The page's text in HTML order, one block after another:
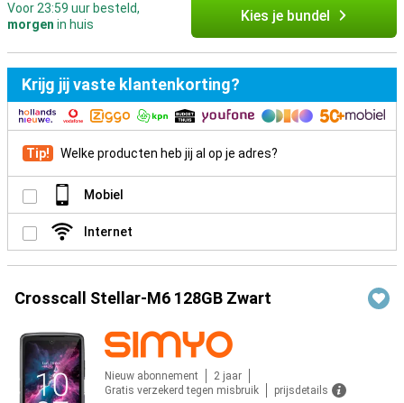
Voor 23:59 uur besteld,
morgen in huis Kies je bundel
Krijg jij vaste klantenkorting?
Tip! Welke producten heb jij al op je adres?
Mobiel
Internet
Crosscall Stellar-M6 128GB Zwart
Nieuw abonnement
2 jaar
Gratis verzekerd tegen misbruik
prijsdetails